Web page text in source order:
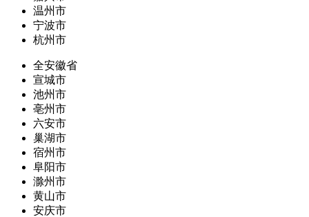
温州市
宁波市
杭州市
全安徽省
宣城市
池州市
亳州市
六安市
巢湖市
宿州市
阜阳市
滁州市
黄山市
安庆市